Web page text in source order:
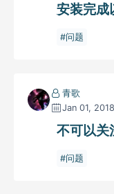
安装完
问题
青歌
Jan 01, 2018
不可以关
问题